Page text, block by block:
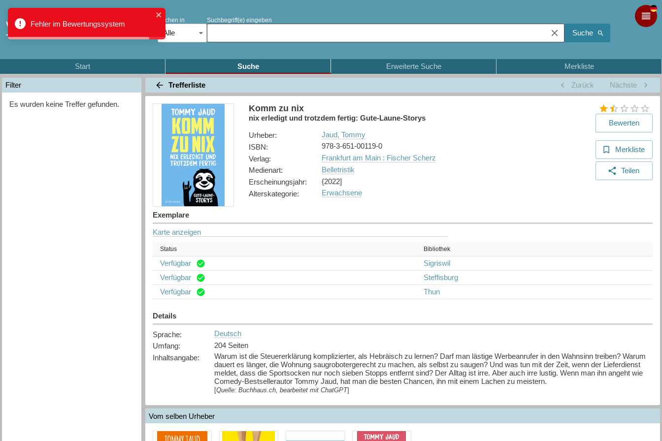
Fehler im Bewertungssystem
Verbundkatalog Region Thun
- Oberland
Suchen in
Alle
Suchbegriff(e) eingeben
Suche
Start Suche Erweiterte Suche Merkliste
Filter
Es wurden keine Treffer gefunden.
Trefferliste Zurück Nächste
Komm zu nix
nix erledigt und trotzdem fertig: Gute-Laune-Storys
Urheber:
Jaud, Tommy
ISBN:
978-3-651-00119-0
Verlag:
Frankfurt am Main : Fischer Scherz
Medienart:
Belletristik
Erscheinungsjahr:
{2022]
Alterskategorie: Erwachsene
Bewerten
Merkliste
Teilen
Exemplare
Karte anzeigen
Status Bibliothek
Verfügbar
Sigriswil
Verfügbar
Steffisburg
Verfügbar
Thun
Details
Sprache:
Deutsch
Umfang:
204 Seiten
Inhaltsangabe:
Warum ist die Steuererklärung komplizierter, als Hebräisch zu lernen? Darf man lästige Werbeanrufer in den Wahnsinn treiben? Warum
dauert es länger, die Wohnung saugrobotergerecht zu machen, als selbst zu saugen? Und was tun mit der Zeit, wenn der Lieferdienst
meldet, dass die Sportsocken nur noch sieben Stopps entfernt sind? Der Alltag ist irre. Aber auch irre lustig. Wenn man ihn angeht wie
Comedy-Bestsellerautor Tommy Jaud, hat man die besten Chancen, ihn mit einem Lachen zu meistern.
Quelle: Buchhaus.ch, bearbeitet mit ChatGPT
Vom selben Urheber